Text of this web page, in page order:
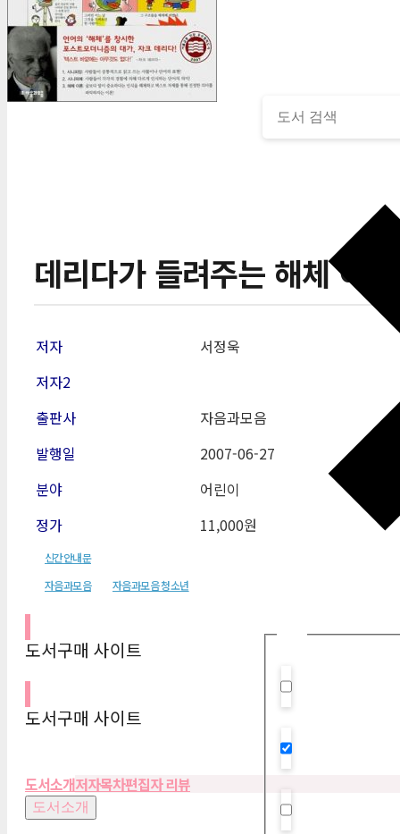
데리다가 들려주는 해체 이
저자
서정욱
저자2
출판사
자음과모음
발행일
2007-06-27
분야
어린이
정가
11,000원
신간안내문
자음과모음
자음과모음 청소년
도서구매 사이트
도서구매 사이트
도서소개저자목차편집자 리뷰
도서소개